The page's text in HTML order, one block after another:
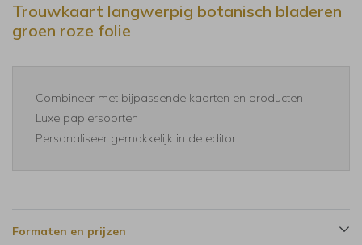
Trouwkaart langwerpig botanisch bladeren
groen roze folie
Combineer met bijpassende kaarten en producten
Luxe papiersoorten
Personaliseer gemakkelijk in de editor
Formaten en prijzen